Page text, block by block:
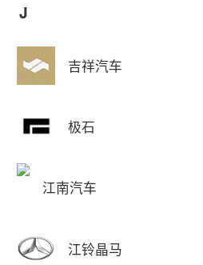
J
吉祥汽车
极石
江南汽车
江铃晶马